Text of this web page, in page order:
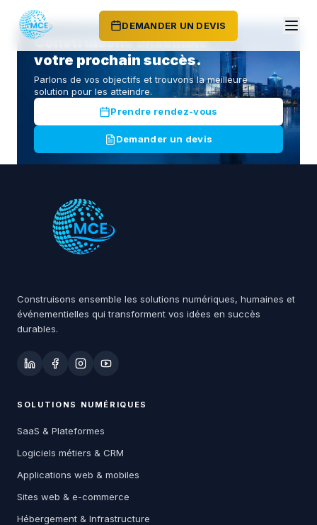
DEMANDER UN DEVIS
Construisons ensemble
votre prochain succès.
Parlons de vos objectifs et trouvons la meilleure
solution pour les atteindre.
Prendre rendez-vous
Demander un devis
Construisons ensemble les solutions numériques, humaines et
événementielles qui transforment vos idées en succès
durables.
SOLUTIONS NUMÉRIQUES
SaaS & Plateformes
Logiciels métiers & CRM
Applications web & mobiles
Sites web & e-commerce
Hébergement & Infrastructure